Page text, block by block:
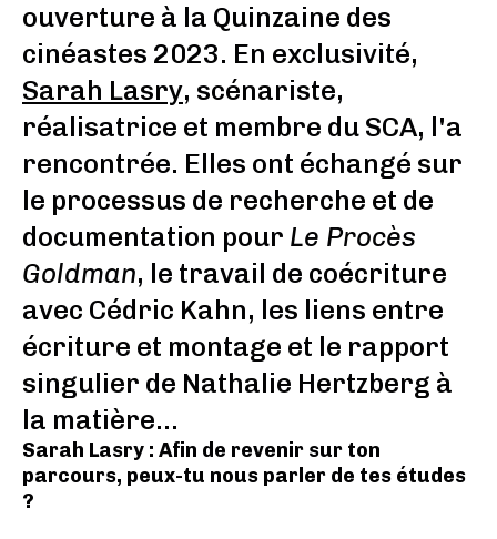
ouverture à la Quinzaine des
cinéastes 2023. En exclusivité,
Sarah Lasry, scénariste,
réalisatrice et membre du SCA, l'a
rencontrée. Elles ont échangé sur
le processus de recherche et de
documentation pour Le Procès
Goldman, le travail de coécriture
avec Cédric Kahn, les liens entre
écriture et montage et le rapport
singulier de Nathalie Hertzberg à
la matière...
Sarah Lasry : Afin de revenir sur ton
parcours, peux-tu nous parler de tes études
?